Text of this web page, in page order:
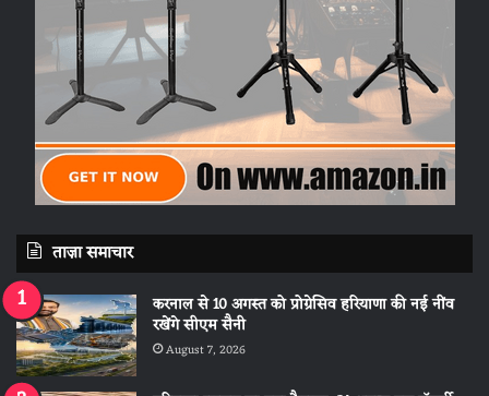
ताज़ा समाचार
करनाल से 10 अगस्त को प्रोग्रेसिव हरियाणा की नई नींव
रखेंगे सीएम सैनी
August 7, 2026